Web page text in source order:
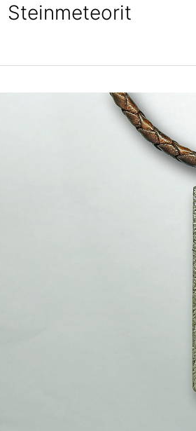
Steinmeteorit